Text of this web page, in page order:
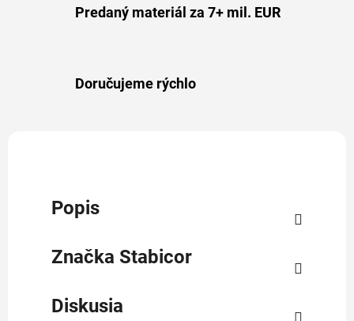
Predaný materiál za 7+ mil. EUR
Doručujeme rýchlo
Popis
Značka Stabicor
Diskusia